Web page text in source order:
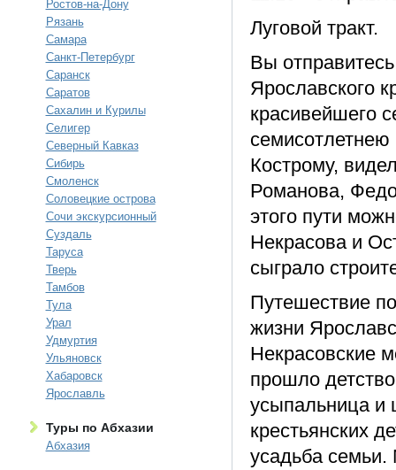
Ростов-на-Дону
Рязань
Самара
Санкт-Петербург
Саранск
Саратов
Сахалин и Курилы
Селигер
Северный Кавказ
Сибирь
Смоленск
Соловецкие острова
Сочи экскурсионный
Суздаль
Таруса
Тверь
Тамбов
Тула
Урал
Удмуртия
Ульяновск
Хабаровск
Ярославль
Туры по Абхазии
Абхазия
Луговой тракт.
Вы
Ярославского
красивейшего
Кострому,
Романова,
этого пути
Некрасова и
сыграло
Путешествие
жизни
Некрасовские
прошло
усыпальница и
крестьянских
усадьба